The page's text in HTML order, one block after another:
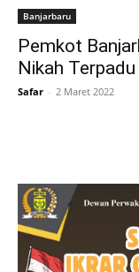
Banjarbaru
Pemkot
Nikah Terpadu
Safar - 2 Maret 2022